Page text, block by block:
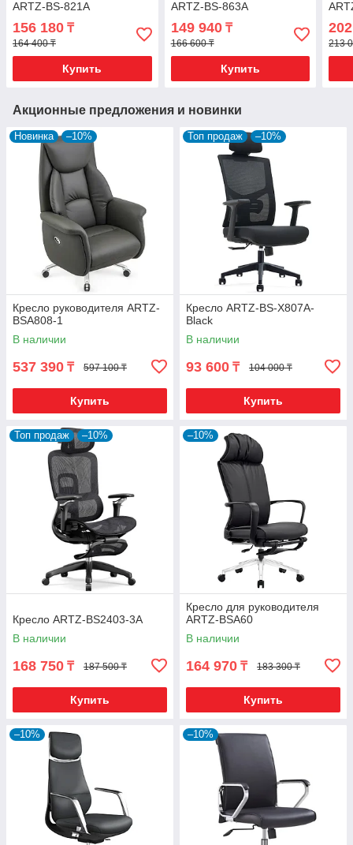
ARTZ-BS-821A
156 180 ₸
164 400 ₸
Купить
ARTZ-BS-863A
149 940₸
166 600 ₸
Купить
213
Акционные предложения и новинки
Новинка –10%
Кресло руководителя ARTZ-
BSA808-1
В наличии
537 390 ₸ 597 100 ₸
Купить
Топ продаж –10%
Кресло ARTZ-BS-X807A-
Black
В наличии
93 600 ₸ 104 000 ₸
Купить
Топ продаж –10%
Кресло ARTZ-BS2403-3A
В наличии
168 750 ₸ 187 500 ₸
Купить
–10%
Кресло для руководителя
ARTZ-BSA60
В наличии
164 970 ₸ 183 300 ₸
Купить
–10% –10%